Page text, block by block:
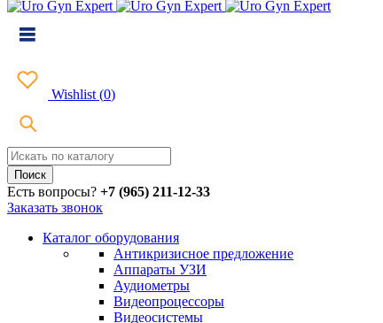
Wishlist (0)
Есть вопросы? +7 (965) 211-12-33
Заказать звонок
Каталог оборудования
Антикризисное предложение
Аппараты УЗИ
Аудиометры
Видеопроцессоры
Видеосистемы